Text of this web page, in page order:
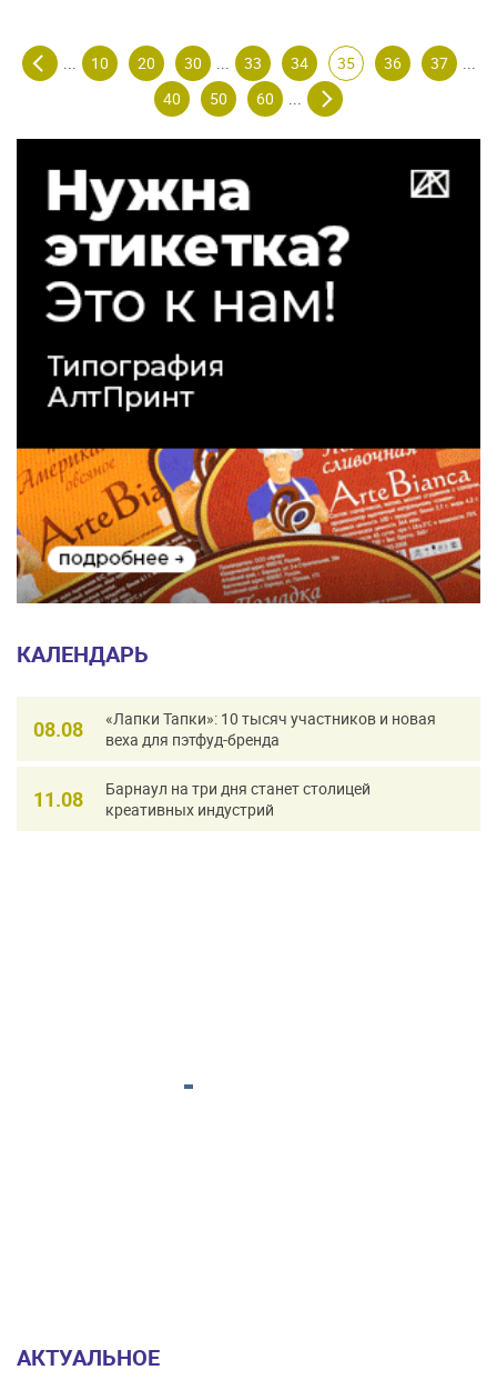
... 10 20 30 ... 33 34 35 36 37
...
40
50 60 ...
КАЛЕНДАРЬ
08.08
«Лапки Тапки»: 10 тысяч участников и новая
веха для пэтфуд-бренда
11.08
Барнаул на три дня станет столицей
креативных индустрий
АКТУАЛЬНОЕ